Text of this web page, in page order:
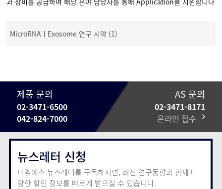
MicroRNAㅣExosome 연구 시약 (1)
제품 문의
02-3471-6500
042-824-7000
AS 문의
02-3471-8171
온라인 접수
뉴스레터 신청
비엠에스 뉴스레터를 구독하시면, 최신 연구동향과 함께 다
양한 할인 정보를 빠르게 받으실 수 있습니다.